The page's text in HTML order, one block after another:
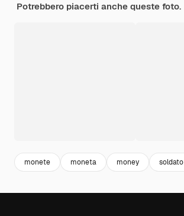
Potrebbero piacerti anche queste foto.
monete moneta money soldato